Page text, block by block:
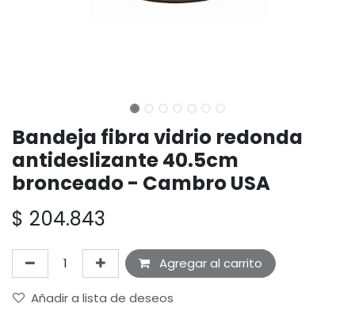
Bandeja fibra vidrio redonda
antideslizante 40.5cm
bronceado - Cambro USA
$ 204.843
Agregar al carrito
Añadir a lista de deseos